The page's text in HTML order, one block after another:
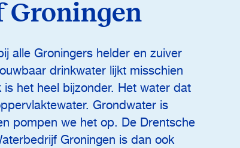
Groningen
alle Groningers helder en zuiver
drinkwater lijkt misschien
het heel bijzonder. Het water dat
Grondwater is
pompen we het op. De Drentsche
Groningen is dan ook